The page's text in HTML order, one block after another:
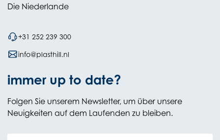
Die Niederlande
+31 252 239 300
info@plasthill.nl
immer up to date?
Folgen Sie unserem Newsletter, um über unsere
Neuigkeiten auf dem Laufenden zu bleiben.